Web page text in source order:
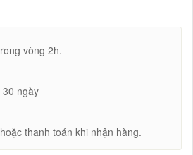
vòng 2h.
ngày
thanh toán khi nhận hàng.